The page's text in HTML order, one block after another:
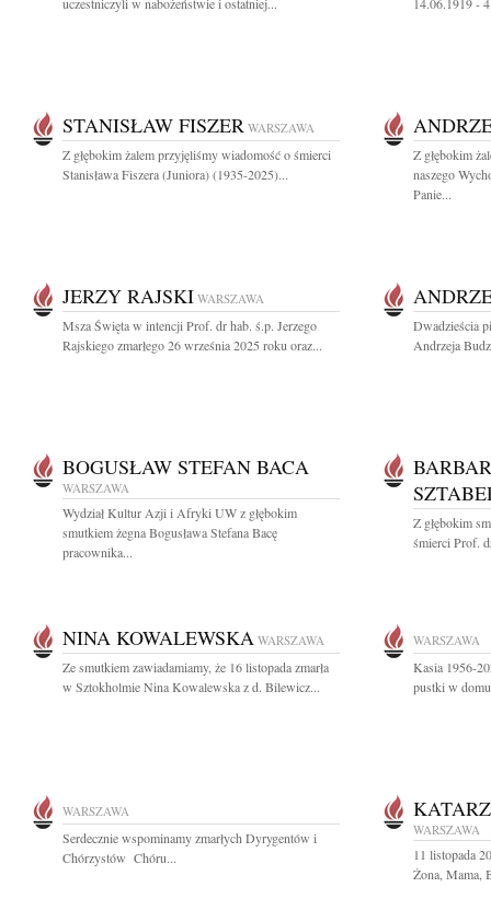
STANISŁAW FISZER WARSZAWA
Z głębokim żalem przyjęliśmy wiadomość o śmierci
Stanisława Fiszera (Juniora) (1935-2025)...
Z głębokim
naszego
Panie...
JERZY RAJSKI WARSZAWA
Msza Święta w intencji Prof. dr hab. ś.p. Jerzego
Rajskiego zmarłego 26 września 2025 roku oraz...
Dwadzieścia
Andrzeja
BOGUSŁAW STEFAN BACA
WARSZAWA
Wydział Kultur Azji i Afryki UW z głębokim
smutkiem żegna Bogusława Stefana Bacę
pracownika...
Z głębokim
śmierci Prof.
NINA KOWALEWSKA WARSZAWA
Ze smutkiem zawiadamiamy, że 16 listopada zmarła
w Sztokholmie Nina Kowalewska z d. Bilewicz...
WARSZAWA
Kasia 1956-
pustki w
WARSZAWA
Serdecznie wspominamy zmarłych Dyrygentów i
Chórzystów Chóru...
WARSZAWA
11 listopada
Żona, Mama,